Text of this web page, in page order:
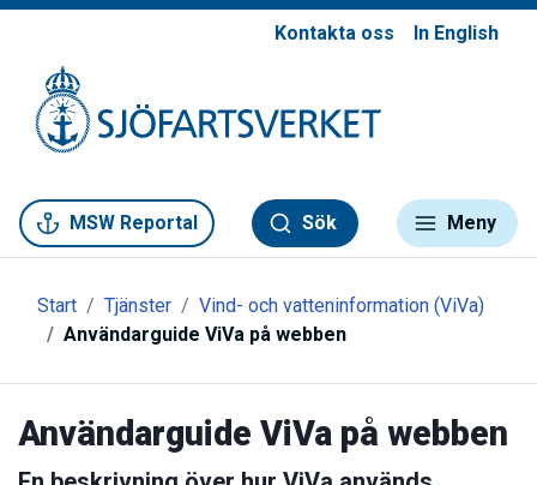
Kontakta oss In English
MSW Reportal Sök Meny
Start Tjänster
Vind- och vatteninformation (ViVa)
Användarguide ViVa på webben
Användarguide ViVa på webben